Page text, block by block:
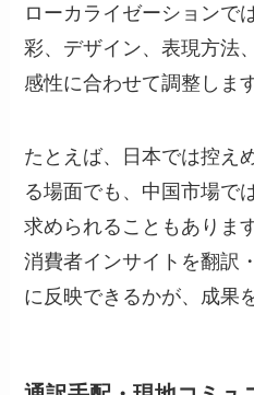
ローカライゼーションで
彩、デザイン、表現方法
感性に合わせて調整します
たとえば、日本では控え
る場面でも、中国市場で
求められることもありま
消費者インサイトを翻訳
に反映できるかが、成果